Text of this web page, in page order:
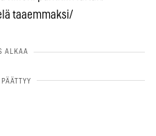
taaemmaksi/